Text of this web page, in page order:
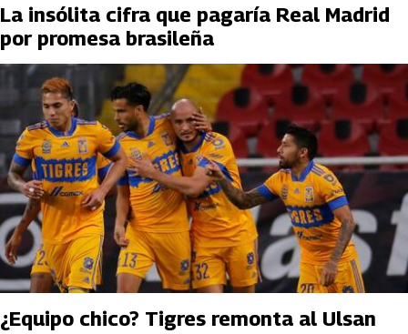
La insólita cifra que pagaría Real Madrid
por promesa brasileña
¿Equipo chico? Tigres remonta al Ulsan